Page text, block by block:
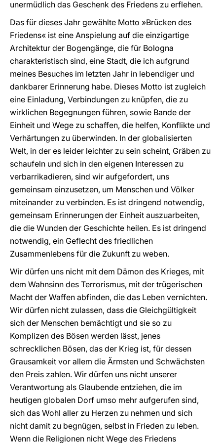
unermüdlich das Geschenk des Friedens zu erflehen.
Das für dieses Jahr gewählte Motto »Brücken des
Friedens« ist eine Anspielung auf die einzigartige
Architektur der Bogengänge, die für Bologna
charakteristisch sind, eine Stadt, die ich aufgrund
meines Besuches im letzten Jahr in lebendiger und
dankbarer Erinnerung habe. Dieses Motto ist zugleich
eine Einladung, Verbindungen zu knüpfen, die zu
wirklichen Begegnungen führen, sowie Bande der
Einheit und Wege zu schaffen, die helfen, Konflikte und
Verhärtungen zu überwinden. In der globalisierten
Welt, in der es leider leichter zu sein scheint, Gräben zu
schaufeln und sich in den eigenen Interessen zu
verbarrikadieren, sind wir aufgefordert, uns
gemeinsam einzusetzen, um Menschen und Völker
miteinander zu verbinden. Es ist dringend notwendig,
gemeinsam Erinnerungen der Einheit auszuarbeiten,
die die Wunden der Geschichte heilen. Es ist dringend
notwendig, ein Geflecht des friedlichen
Zusammenlebens für die Zukunft zu weben.
Wir dürfen uns nicht mit dem Dämon des Krieges, mit
dem Wahnsinn des Terrorismus, mit der trügerischen
Macht der Waffen abfinden, die das Leben vernichten.
Wir dürfen nicht zulassen, dass die Gleichgültigkeit
sich der Menschen bemächtigt und sie so zu
Komplizen des Bösen werden lässt, jenes
schrecklichen Bösen, das der Krieg ist, für dessen
Grausamkeit vor allem die Ärmsten und Schwächsten
den Preis zahlen. Wir dürfen uns nicht unserer
Verantwortung als Glaubende entziehen, die im
heutigen globalen Dorf umso mehr aufgerufen sind,
sich das Wohl aller zu Herzen zu nehmen und sich
nicht damit zu begnügen, selbst in Frieden zu leben.
Wenn die Religionen nicht Wege des Friedens